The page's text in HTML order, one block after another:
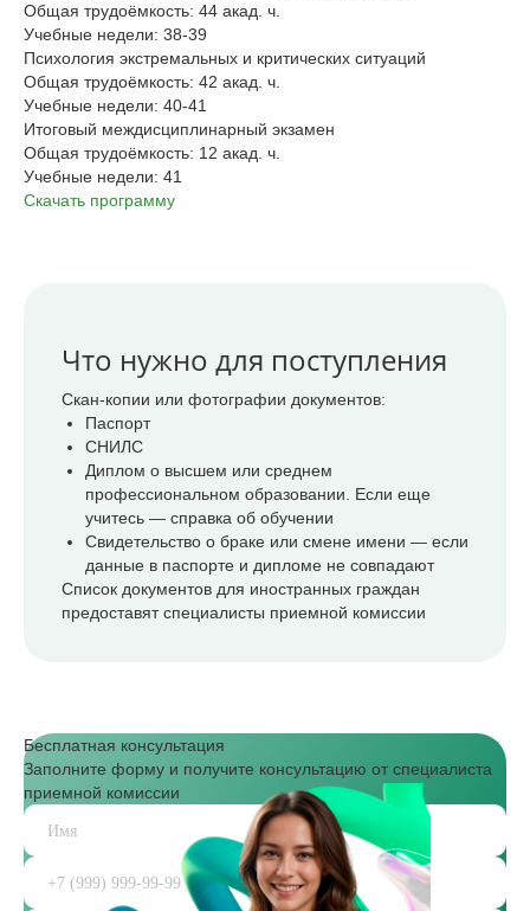
Общая трудоёмкость: 44 акад. ч.
Учебные недели: 38-39
Психология экстремальных и критических ситуаций
Общая трудоёмкость: 42 акад. ч.
Учебные недели: 40-41
Итоговый междисциплинарный экзамен
Общая трудоёмкость: 12 акад. ч.
Учебные недели: 41
Скачать программу
Что нужно для поступления
Скан-копии или фотографии документов:
Паспорт
СНИЛС
Диплом о высшем или среднем
профессиональном образовании. Если еще
учитесь — справка об обучении
Свидетельство о браке или смене имени — если
данные в паспорте и дипломе не совпадают
Список документов для иностранных граждан
предоставят специалисты приемной комиссии
Бесплатная консультация
Заполните форму и получите консультацию от специалиста
приемной комиссии